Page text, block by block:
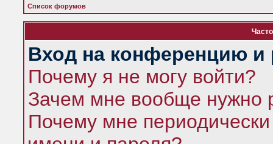
Список форумов
Вход на конференцию и
Почему я не могу войти?
Зачем мне вообще нужно
Почему мне